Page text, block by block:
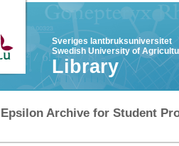
Sveriges lantbruksuniversitet
Swedish University of
Library
Epsilon Archive for Student